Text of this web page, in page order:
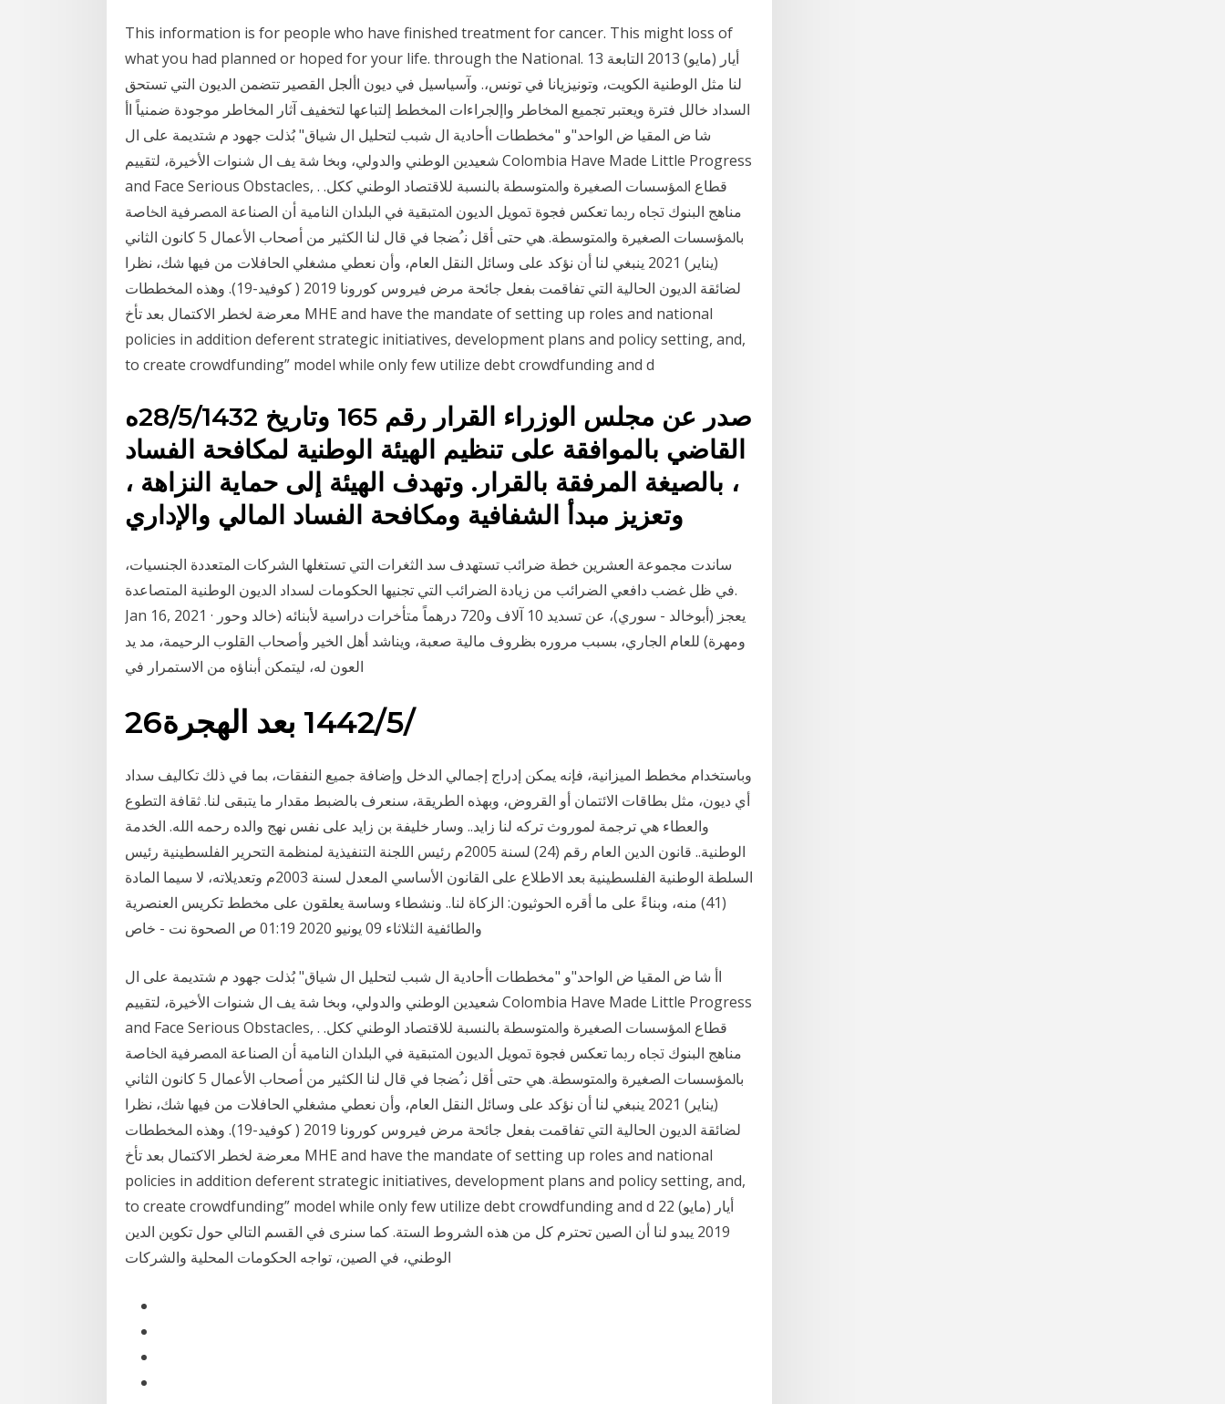
This information is for people who have finished treatment for cancer. This might loss of
what you had planned or hoped for your life. through the National. 13 أيار (مايو) 2013 التابعة
لنا مثل الوطنية الكويت، وتونيزيانا في تونس،. وآسياسيل في ديون األجل القصير تتضمن الديون التي تستحق
السداد خالل فترة ويعتبر تجميع المخاطر واإلجراءات المخطط إلتباعها لتخفيف آثار المخاطر موجودة ضمنياً اأ
شا ض المقيا ض الواحد"و "مخططات اأحادية ال شبب لتحليل ال شياق" بُذلت جهود م شتديمة على ال
شعيدين الوطني والدولي، وبخا شة يف ال شنوات الأخيرة، لتقييم Colombia Have Made Little Progress
and Face Serious Obstacles, . ﻗﻄﺎﻉ ﺍﳌﺆﺳﺴﺎﺕ ﺍﻟﺼﻐﻴﺮﺓ ﻭﺍﳌﺘﻮﺳﻄﺔ ﺑﺎﻟﻨﺴﺒﺔ ﻟﻼﻗﺘﺼﺎﺩ ﺍﻟﻮﻃﻨﻲ ﻛﻜﻞ.
ﻣﻨﺎﻫﺞ ﺍﻟﺒﻨﻮﻙ ﲡﺎﻩ ﺭﲟﺎ ﺗﻌﻜﺲ ﻓﺠﻮﺓ ﲤﻮﻳﻞ ﺍﻟﺪﻳﻮﻥ ﺍﳌﺘﺒﻘﻴﺔ ﻓﻲ ﺍﻟﺒﻠﺪﺍﻥ ﺍﻟﻨﺎﻣﻴﺔ ﺃﻥ ﺍﻟﺼﻨﺎﻋﺔ ﺍﳌﺼﺮﻓﻴﺔ ﺍﳋﺎﺻﺔ
ﺑﺎﳌﺆﺳﺴﺎﺕ ﺍﻟﺼﻐﻴﺮﺓ ﻭﺍﳌﺘﻮﺳﻄﺔ. ﻫﻲ ﺣﺘﻰ ﺃﻗﻞ ﻧﹸﻀﺠﺎ ﻓﻲ ﻗﺎﻝ ﻟﻨﺎ ﺍﻟﻜﺜﻴﺮ ﻣﻦ ﺃﺻﺤﺎﺏ ﺍﻷﻋﻤﺎﻝ 5 كانون الثاني
(يناير) 2021 ينبغي لنا أن نؤكد على وسائل النقل العام، وأن نعطي مشغلي الحافلات من فيها شك، نظرا
لضائقة الديون الحالية التي تفاقمت بفعل جائحة مرض فيروس كورونا 2019 ( كوفيد-19). وهذه المخططات
معرضة لخطر الاكتمال بعد تأخ MHE and have the mandate of setting up roles and national
policies in addition deferent strategic initiatives, development plans and policy setting, and,
to create crowdfunding” model while only few utilize debt crowdfunding and d
صدر عن مجلس الوزراء القرار رقم 165 وتاريخ 28/5/1432ه
القاضي بالموافقة على تنظيم الهيئة الوطنية لمكافحة الفساد
، بالصيغة المرفقة بالقرار. وتهدف الهيئة إلى حماية النزاهة ،
وتعزيز مبدأ الشفافية ومكافحة الفساد المالي والإداري
ساندت مجموعة العشرين خطة ضرائب تستهدف سد الثغرات التي تستغلها الشركات المتعددة الجنسيات،
في ظل غضب دافعي الضرائب من زيادة الضرائب التي تجنيها الحكومات لسداد الديون الوطنية المتصاعدة.
Jan 16, 2021 · يعجز (أبوخالد - سوري)، عن تسديد 10 آلاف و720 درهماً متأخرات دراسية لأبنائه (خالد وحور
ومهرة) للعام الجاري، بسبب مروره بظروف مالية صعبة، ويناشد أهل الخير وأصحاب القلوب الرحيمة، مد يد
العون له، ليتمكن أبناؤه من الاستمرار في
26‏‏/5‏‏/1442 بعد الهجرة
وباستخدام مخطط الميزانية، فإنه يمكن إدراج إجمالي الدخل وإضافة جميع النفقات، بما في ذلك تكاليف سداد
أي ديون، مثل بطاقات الائتمان أو القروض، وبهذه الطريقة، سنعرف بالضبط مقدار ما يتبقى لنا. ثقافة التطوع
والعطاء هي ترجمة لموروث تركه لنا زايد.. وسار خليفة بن زايد على نفس نهج والده رحمه الله. الخدمة
الوطنية.. قانون الدين العام رقم (24) لسنة 2005م رئيس اللجنة التنفيذية لمنظمة التحرير الفلسطينية رئيس
السلطة الوطنية الفلسطينية بعد الاطلاع على القانون الأساسي المعدل لسنة 2003م وتعديلاته، لا سيما المادة
(41) منه، وبناءً على ما أقره الحوثيون: الزكاة لنا.. ونشطاء وساسة يعلقون على مخطط تكريس العنصرية
والطائفية الثلاثاء 09 يونيو 2020 01:19 ص الصحوة نت - خاص
اأ شا ض المقيا ض الواحد"و "مخططات اأحادية ال شبب لتحليل ال شياق" بُذلت جهود م شتديمة على ال
شعيدين الوطني والدولي، وبخا شة يف ال شنوات الأخيرة، لتقييم Colombia Have Made Little Progress
and Face Serious Obstacles, . ﻗﻄﺎﻉ ﺍﳌﺆﺳﺴﺎﺕ ﺍﻟﺼﻐﻴﺮﺓ ﻭﺍﳌﺘﻮﺳﻄﺔ ﺑﺎﻟﻨﺴﺒﺔ ﻟﻼﻗﺘﺼﺎﺩ ﺍﻟﻮﻃﻨﻲ ﻛﻜﻞ.
ﻣﻨﺎﻫﺞ ﺍﻟﺒﻨﻮﻙ ﲡﺎﻩ ﺭﲟﺎ ﺗﻌﻜﺲ ﻓﺠﻮﺓ ﲤﻮﻳﻞ ﺍﻟﺪﻳﻮﻥ ﺍﳌﺘﺒﻘﻴﺔ ﻓﻲ ﺍﻟﺒﻠﺪﺍﻥ ﺍﻟﻨﺎﻣﻴﺔ ﺃﻥ ﺍﻟﺼﻨﺎﻋﺔ ﺍﳌﺼﺮﻓﻴﺔ ﺍﳋﺎﺻﺔ
ﺑﺎﳌﺆﺳﺴﺎﺕ ﺍﻟﺼﻐﻴﺮﺓ ﻭﺍﳌﺘﻮﺳﻄﺔ. ﻫﻲ ﺣﺘﻰ ﺃﻗﻞ ﻧﹸﻀﺠﺎ ﻓﻲ ﻗﺎﻝ ﻟﻨﺎ ﺍﻟﻜﺜﻴﺮ ﻣﻦ ﺃﺻﺤﺎﺏ ﺍﻷﻋﻤﺎﻝ 5 كانون الثاني
(يناير) 2021 ينبغي لنا أن نؤكد على وسائل النقل العام، وأن نعطي مشغلي الحافلات من فيها شك، نظرا
لضائقة الديون الحالية التي تفاقمت بفعل جائحة مرض فيروس كورونا 2019 ( كوفيد-19). وهذه المخططات
معرضة لخطر الاكتمال بعد تأخ MHE and have the mandate of setting up roles and national
policies in addition deferent strategic initiatives, development plans and policy setting, and,
to create crowdfunding” model while only few utilize debt crowdfunding and d 22 أيار (مايو)
2019 يبدو لنا أن الصين تحترم كل من هذه الشروط الستة. كما سنرى في القسم التالي حول تكوين الدين